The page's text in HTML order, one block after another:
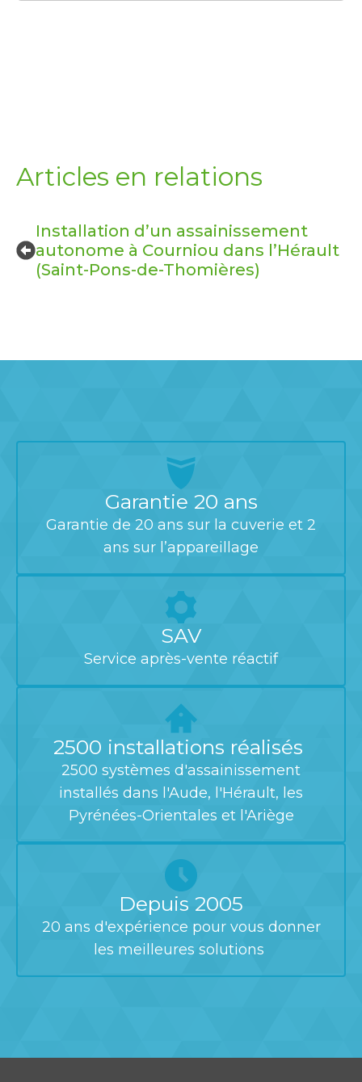
Articles en relations
Installation d’un assainissement
autonome à Courniou dans l’Hérault
(Saint-Pons-de-Thomières)
Garantie 20 ans
Garantie de 20 ans sur la cuverie et 2
ans sur l’appareillage
SAV
Service après-vente réactif
2500 installations réalisés
2500 systèmes d'assainissement
installés dans l'Aude, l'Hérault, les
Pyrénées-Orientales et l'Ariège
Depuis 2005
20 ans d'expérience pour vous donner
les meilleures solutions